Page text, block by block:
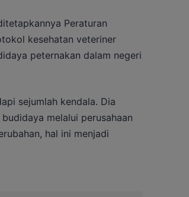
Peraturan
kesehatan veteriner
peternakan dalam negeri
sejumlah kendala. Dia
melalui perusahaan
hal ini menjadi